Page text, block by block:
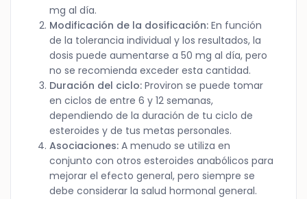
mg al día.
Modificación de la dosificación: En función
de la tolerancia individual y los resultados, la
dosis puede aumentarse a 50 mg al día, pero
no se recomienda exceder esta cantidad.
Duración del ciclo: Proviron se puede tomar
en ciclos de entre 6 y 12 semanas,
dependiendo de la duración de tu ciclo de
esteroides y de tus metas personales.
Asociaciones: A menudo se utiliza en
conjunto con otros esteroides anabólicos para
mejorar el efecto general, pero siempre se
debe considerar la salud hormonal general.